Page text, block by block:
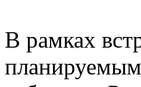
В рамках